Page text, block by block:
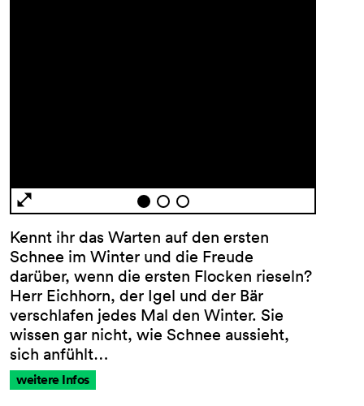
Kennt ihr das Warten auf den ersten
Schnee im Winter und die Freude
darüber, wenn die ersten Flocken rieseln?
Herr Eichhorn, der Igel und der Bär
verschlafen jedes Mal den Winter. Sie
wissen gar nicht, wie Schnee aussieht,
sich anfühlt…
weitere Infos